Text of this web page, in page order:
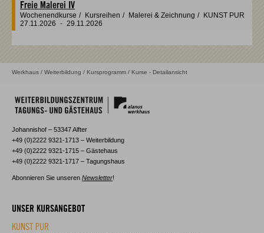
Freie Malerei IV
Wochenendkurse / Kursreihen / Malerei & Zeichnung /
KUNST PUR
27.11.2026 - 29.11.2026
Werkhaus / Weiterbildung / Kursprogramm / Kurse - Detailansicht
Johannishof – 53347 Alfter
+49 (0)2222 9321-1713 – Weiterbildung
+49 (0)2222 9321-1715 – Gästehaus
+49 (0)2222 9321-1717 – Tagungshaus
Abonnieren Sie unseren Newsletter!
UNSER KURSANGEBOT
KUNST PUR